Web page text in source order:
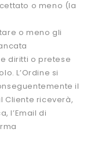
o meno (la
o meno gli
diritti o pretese
L’Ordine si
il
Cliente riceverà,
l’Email di